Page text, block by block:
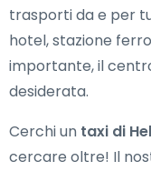
trasporti da e per
hotel, stazione
importante, il
desiderata.
Cerchi un taxi di
cercare oltre! Il